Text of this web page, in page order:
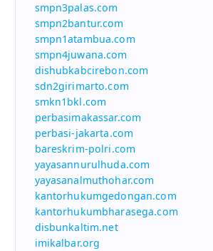
smpn3palas.com
smpn2bantur.com
smpn1atambua.com
smpn4juwana.com
dishubkabcirebon.com
sdn2girimarto.com
smkn1bkl.com
perbasimakassar.com
perbasi-jakarta.com
bareskrim-polri.com
yayasannurulhuda.com
yayasanalmuthohar.com
kantorhukumgedongan.com
kantorhukumbharasega.com
disbunkaltim.net
imikalbar.org